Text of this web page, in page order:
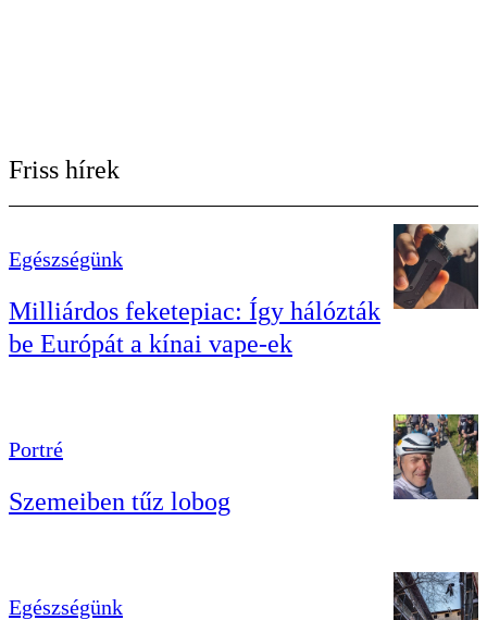
Friss hírek
Egészségünk
Milliárdos feketepiac: Így hálózták
be Európát a kínai vape-ek
Portré
Szemeiben tűz lobog
Egészségünk